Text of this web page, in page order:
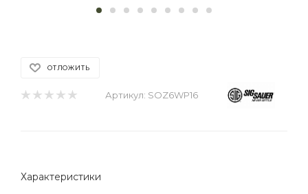
ОТЛОЖИТЬ
Артикул: SOZ6WP16
Характеристики